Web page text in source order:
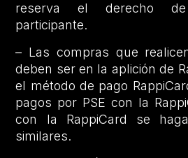
reserva el derecho
participante.
– Las compras que
deben ser en la aplición de
el método de pago
pagos por PSE con la
con la RappiCard se
similares.